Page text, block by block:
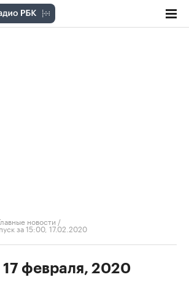
новости /
за 15:00, 17.02.2020
17 февраля, 2020